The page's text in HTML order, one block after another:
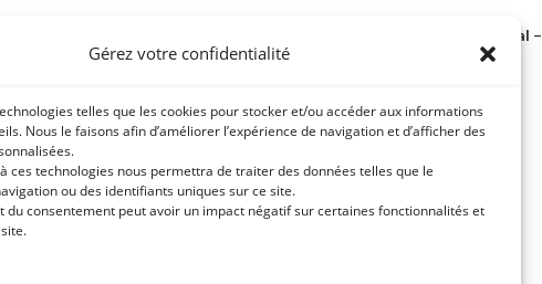
Gérez votre confidentialité
telles que les cookies pour stocker et/ou accéder aux informations
Nous le faisons afin d’améliorer l’expérience de navigation et d’afficher des
ces technologies nous permettra de traiter des données telles que le
ou des identifiants uniques sur ce site.
du consentement peut avoir un impact négatif sur certaines fonctionnalités et
– Bien-être cheval et
– Plante pure
30,50
au panier
MARRON D’INDE – Engorgement cheval –
17,80 € 16,02 TTC
Ajouter au panier